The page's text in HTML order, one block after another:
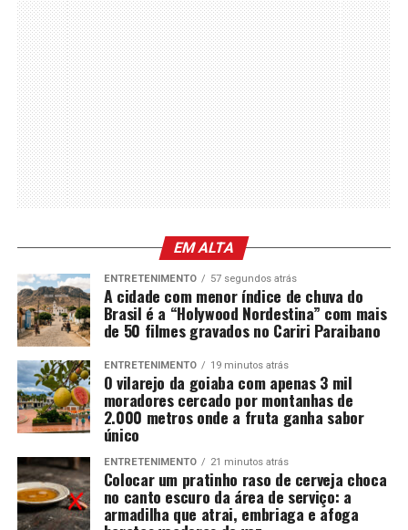
EM ALTA
ENTRETENIMENTO 57 segundos atrás
A cidade com menor índice de chuva do
Brasil é a “Holywood Nordestina” com mais
de 50 filmes gravados no Cariri Paraibano
ENTRETENIMENTO 19 minutos atrás
O vilarejo da goiaba com apenas 3 mil
moradores cercado por montanhas de
2.000 metros onde a fruta ganha sabor
único
ENTRETENIMENTO 21 minutos atrás
Colocar um pratinho raso de cerveja choca
no canto escuro da área de serviço: a
armadilha que atrai, embriaga e afoga